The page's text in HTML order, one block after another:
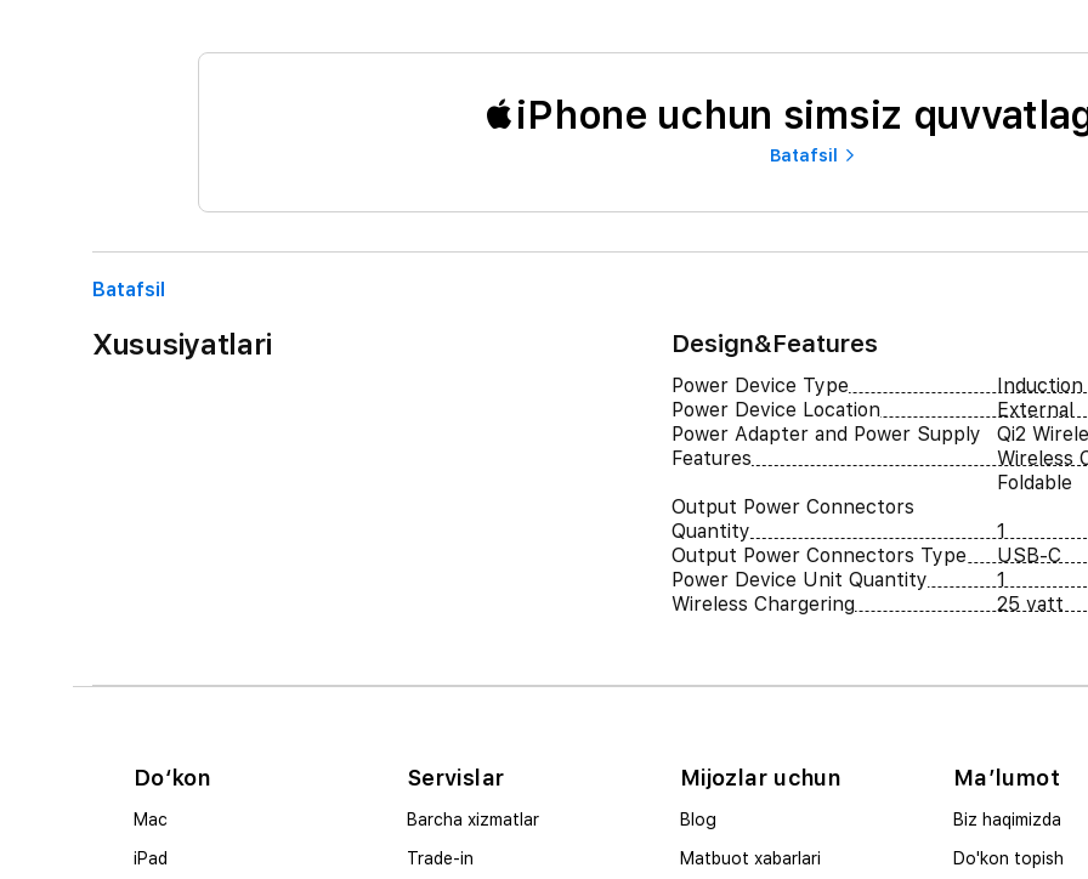
iPhone uchun simsiz
Batafsil
Batafsil
Xususiyatlari Design&Features
Power Device Type
Induction
Power Device Location
External
Power Adapter and Power Supply
Features
Qi2
Wireless
Foldable
Output Power Connectors
Quantity
1
Output Power Connectors Type
USB-C
Power Device Unit Quantity
1
Wireless Chargering
25 vatt
Do‘kon
Mac
iPad
Servislar
Barcha xizmatlar
Trade-in
Mijozlar uchun
Blog
Matbuot xabarlari
Ma’lumot
Biz haqimizda
Do'kon topish